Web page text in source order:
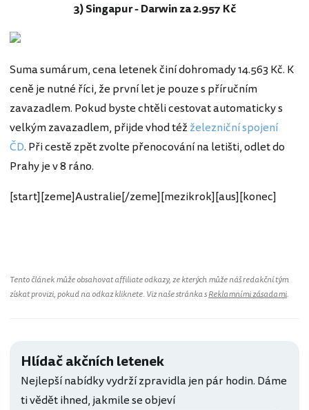
3) Singapur - Darwin za 2.957 Kč
Suma sumárum, cena letenek činí dohromady 14.563 Kč. K
ceně je nutné říci, že první let je pouze s příručním
zavazadlem. Pokud byste chtěli cestovat automaticky s
velkým zavazadlem, přijde vhod téžželezniční spojení
ČD. Při cestě zpět zvolte přenocování na letišti, odlet do
Prahy je v 8 ráno.
[start][zeme]Australie[/zeme][mezikrok][aus][konec]
Tento článek může obsahovat affiliate odkazy, ze kterých může náš redakční tým
získat provizi, pokud na odkaz kliknete. Viz naše stránka sReklamními zásadami.
Hlídač akčních letenek
Nejlepší nabídky vydrží zpravidla jen pár hodin. Dáme
ti vědět ihned, jakmile se objeví